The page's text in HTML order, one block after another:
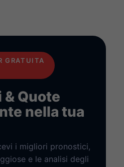
GRATUITA
Quote
nella tua
i migliori pronostici,
e le analisi degli